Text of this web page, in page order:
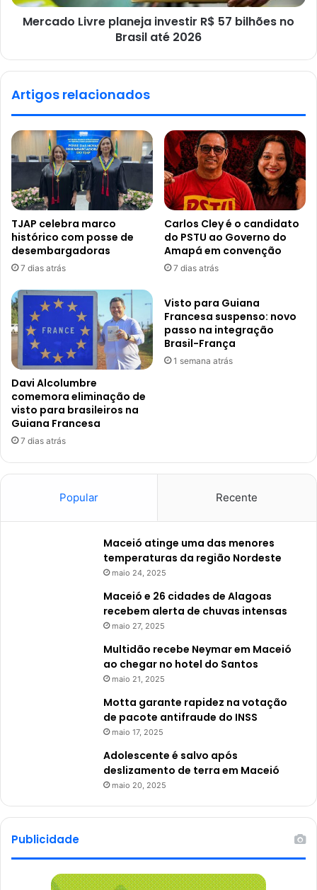
Mercado Livre planeja investir R$ 57 bilhões no
Brasil até 2026
Artigos relacionados
TJAP celebra marco
histórico com posse de
desembargadoras
7 dias atrás
Carlos Cley é o candidato
do PSTU ao Governo do
Amapá em convenção
7 dias atrás
Davi Alcolumbre
comemora eliminação de
visto para brasileiros na
Guiana Francesa
7 dias atrás
Visto para Guiana
Francesa suspenso: novo
passo na integração
Brasil-França
1 semana atrás
Popular Recente
Maceió atinge uma das menores
temperaturas da região Nordeste
maio 24, 2025
Maceió e 26 cidades de Alagoas
recebem alerta de chuvas intensas
maio 27, 2025
Multidão recebe Neymar em Maceió
ao chegar no hotel do Santos
maio 21, 2025
Motta garante rapidez na votação
de pacote antifraude do INSS
maio 17, 2025
Adolescente é salvo após
deslizamento de terra em Maceió
maio 20, 2025
Publicidade